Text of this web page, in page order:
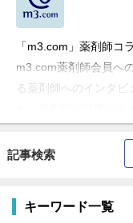
「m3.com」薬剤師コ
m3.com薬剤師会員へ
る薬剤師へのインタ
ど、薬剤師の仕事や
記事検索
キーワード一覧